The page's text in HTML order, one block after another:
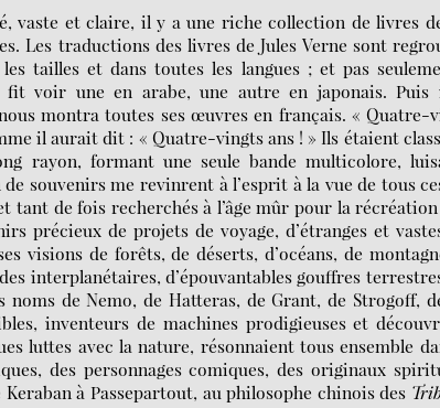
vaste et claire, il y a une riche collection de livres
Les traductions des livres de Jules Verne sont
tailles et dans toutes les langues ; et pas
fit voir une en arabe, une autre en japonais. Puis
montra toutes ses œuvres en français. «
il aurait dit : « Quatre-vingts ans ! » Ils étaient
rayon, formant une seule bande multicolore,
souvenirs me revinrent à l’esprit à la vue de tous
tant de fois recherchés à l’âge mûr pour la
précieux de projets de voyage, d’étranges et
visions de forêts, de déserts, d’océans, de
interplanétaires, d’épouvantables gouffres
noms de Nemo, de Hatteras, de Grant, de Strogoff,
inventeurs de machines prodigieuses et
luttes avec la nature, résonnaient tous ensemble
des personnages comiques, des originaux
Keraban à Passepartout, au philosophe chinois des